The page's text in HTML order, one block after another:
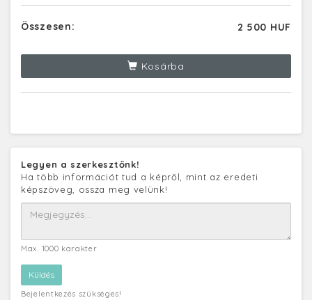
Összesen: 2 500 HUF
Kosárba
Legyen a szerkesztőnk!
Ha több információt tud a képről, mint az eredeti
képszöveg, ossza meg velünk!
Max. 1000 karakter
Bejelentkezés szükséges!